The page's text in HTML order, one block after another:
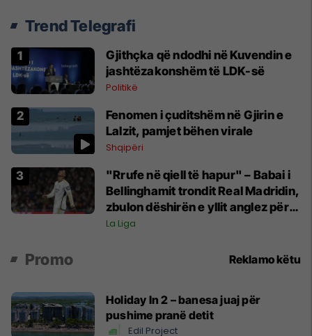
Trend Telegrafi
Gjithçka që ndodhi në Kuvendin e
jashtëzakonshëm të LDK-së
Politikë
Fenomen i çuditshëm në Gjirin e
Lalzit, pamjet bëhen virale
Shqipëri
"Rrufe në qiell të hapur" – Babai i
Bellinghamit trondit Real Madridin,
zbulon dëshirën e yllit anglez për
largim
La Liga
Promo Reklamo këtu
Holiday In 2 – banesa juaj për
pushime pranë detit
Edil Project